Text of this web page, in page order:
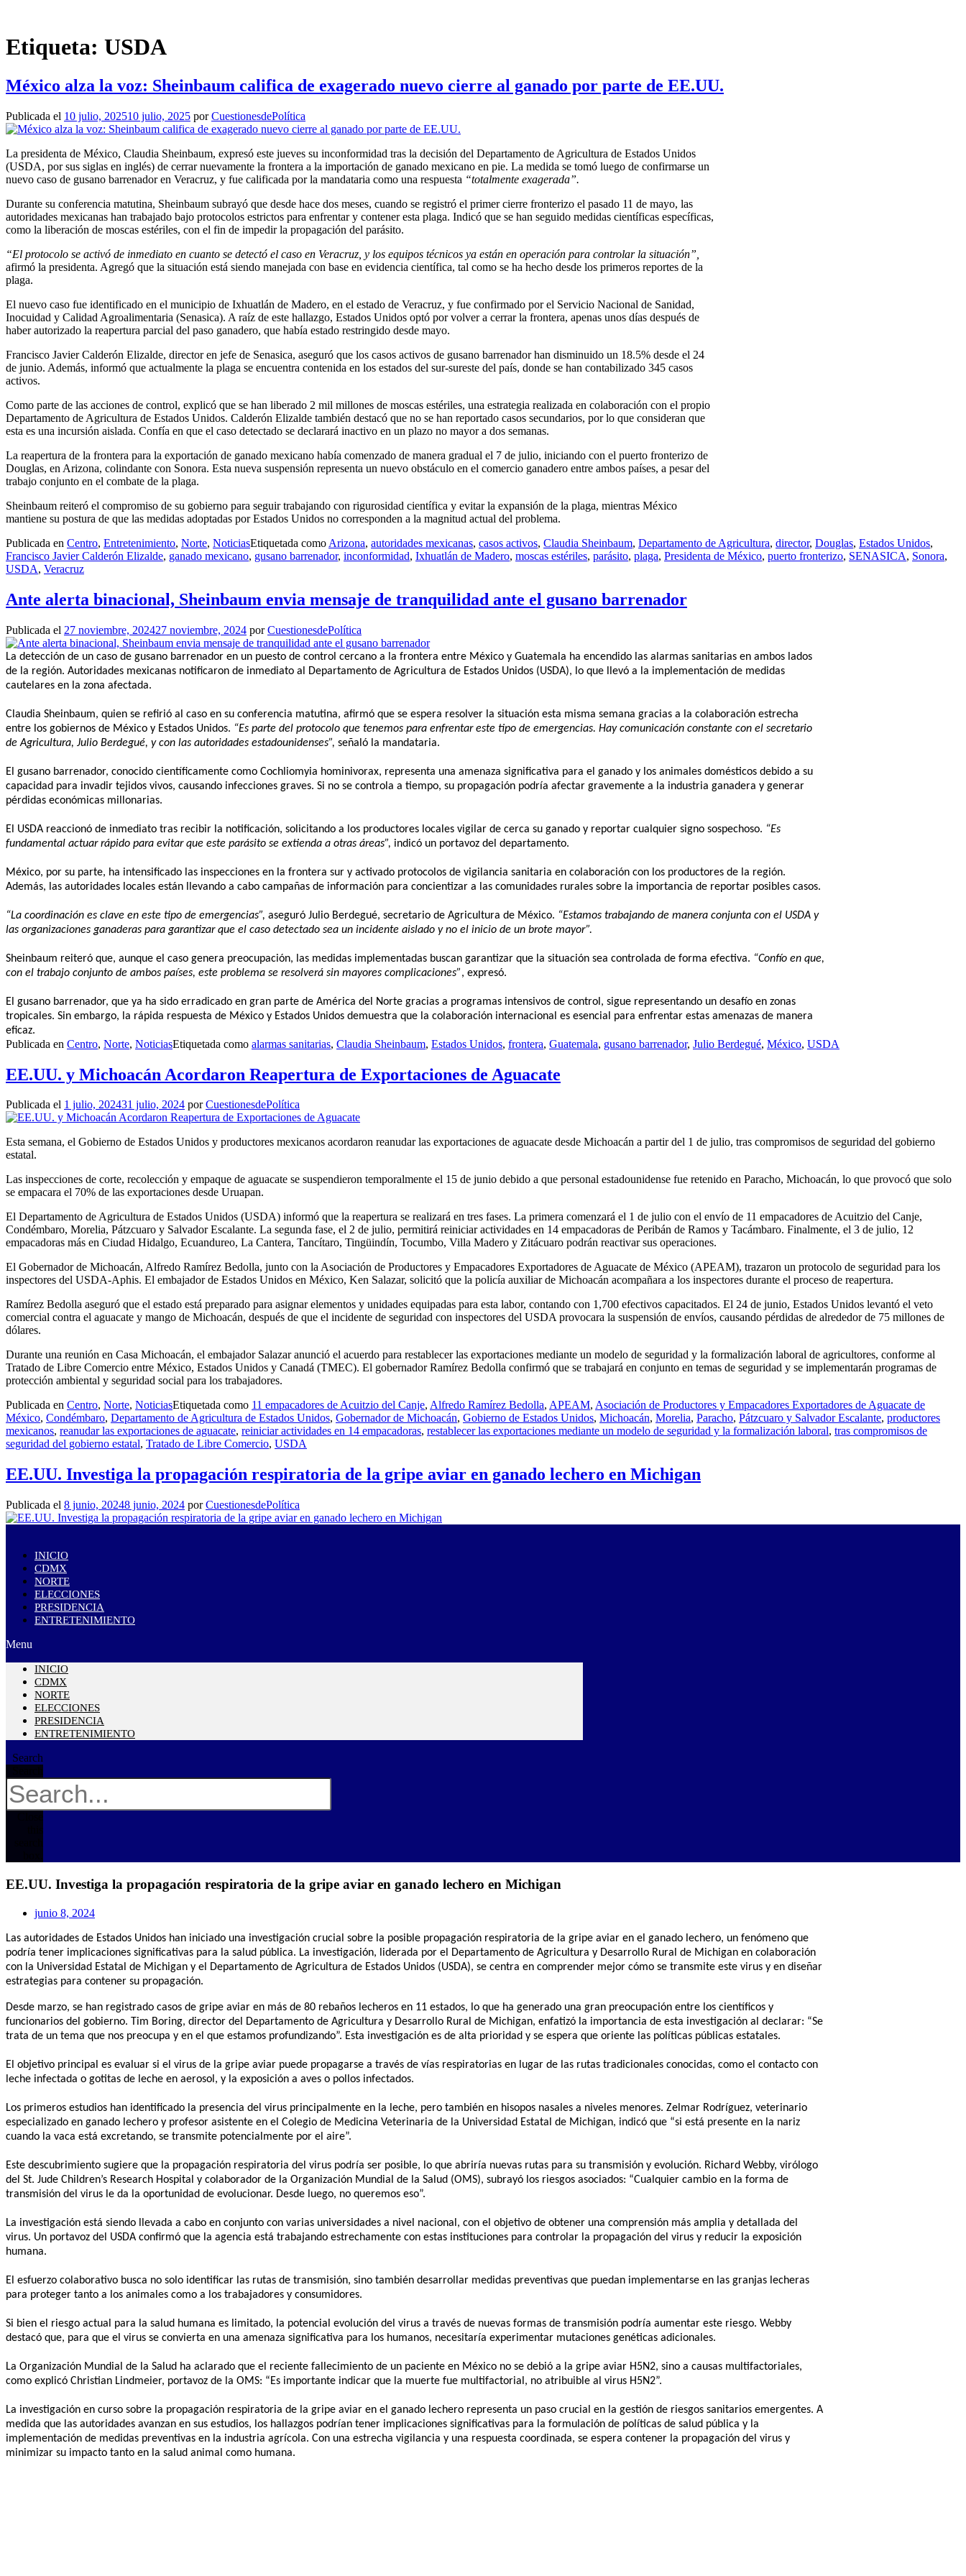
contenido
Etiqueta: USDA
México alza la voz: Sheinbaum califica de exagerado nuevo cierre al ganado por parte de EE.UU.
Publicada el 10 julio, 202510 julio, 2025 porCuestionesdePolítica
La presidenta de México, Claudia Sheinbaum, expresó este jueves su inconformidad tras la decisión del Departamento de Agricultura de Estados Unidos
(USDA, por sus siglas en inglés) de cerrar nuevamente la frontera a la importación de ganado mexicano en pie. La medida se tomó luego de confirmarse un
nuevo caso de gusano barrenador en Veracruz, y fue calificada por la mandataria como una respuesta “totalmente exagerada”.
Durante su conferencia matutina, Sheinbaum subrayó que desde hace dos meses, cuando se registró el primer cierre fronterizo el pasado 11 de mayo, las
autoridades mexicanas han trabajado bajo protocolos estrictos para enfrentar y contener esta plaga. Indicó que se han seguido medidas científicas específicas,
como la liberación de moscas estériles, con el fin de impedir la propagación del parásito.
“El protocolo se activó de inmediato en cuanto se detectó el caso en Veracruz, y los equipos técnicos ya están en operación para controlar la situación”,
afirmó la presidenta. Agregó que la situación está siendo manejada con base en evidencia científica, tal como se ha hecho desde los primeros reportes de la
plaga.
El nuevo caso fue identificado en el municipio de Ixhuatlán de Madero, en el estado de Veracruz, y fue confirmado por el Servicio Nacional de Sanidad,
Inocuidad y Calidad Agroalimentaria (Senasica). A raíz de este hallazgo, Estados Unidos optó por volver a cerrar la frontera, apenas unos días después de
haber autorizado la reapertura parcial del paso ganadero, que había estado restringido desde mayo.
Francisco Javier Calderón Elizalde, director en jefe de Senasica, aseguró que los casos activos de gusano barrenador han disminuido un 18.5% desde el 24
de junio. Además, informó que actualmente la plaga se encuentra contenida en los estados del sur-sureste del país, donde se han contabilizado 345 casos
activos.
Como parte de las acciones de control, explicó que se han liberado 2 mil millones de moscas estériles, una estrategia realizada en colaboración con el propio
Departamento de Agricultura de Estados Unidos. Calderón Elizalde también destacó que no se han reportado casos secundarios, por lo que consideran que
esta es una incursión aislada. Confía en que el caso detectado se declarará inactivo en un plazo no mayor a dos semanas.
La reapertura de la frontera para la exportación de ganado mexicano había comenzado de manera gradual el 7 de julio, iniciando con el puerto fronterizo de
Douglas, en Arizona, colindante con Sonora. Esta nueva suspensión representa un nuevo obstáculo en el comercio ganadero entre ambos países, a pesar del
trabajo conjunto en el combate de la plaga.
Sheinbaum reiteró el compromiso de su gobierno para seguir trabajando con rigurosidad científica y evitar la expansión de la plaga, mientras México
mantiene su postura de que las medidas adoptadas por Estados Unidos no corresponden a la magnitud actual del problema.
Publicada en Centro, Entretenimiento, Norte, NoticiasEtiquetada como Arizona, autoridades mexicanas, casos activos, Claudia Sheinbaum, Departamento de Agricultura, director, Douglas, Estados Unidos,
Francisco Javier Calderón Elizalde, ganado mexicano, gusano barrenador, inconformidad, Ixhuatlán de Madero, moscas estériles, parásito, plaga, Presidenta de México, puerto fronterizo, SENASICA, Sonora,
USDA, Veracruz
Ante alerta binacional, Sheinbaum envia mensaje de tranquilidad ante el gusano barrenador
Publicada el 27 noviembre, 202427 noviembre, 2024 porCuestionesdePolítica
La detección de un caso de gusano barrenador en un puesto de control cercano a la frontera entre México y Guatemala ha encendido las alarmas sanitarias en ambos lados
de la región. Autoridades mexicanas notificaron de inmediato al Departamento de Agricultura de Estados Unidos (USDA), lo que llevó a la implementación de medidas
cautelares en la zona afectada.
Claudia Sheinbaum, quien se refirió al caso en su conferencia matutina, afirmó que se espera resolver la situación esta misma semana gracias a la colaboración estrecha
entre los gobiernos de México y Estados Unidos. “Es parte del protocolo que tenemos para enfrentar este tipo de emergencias. Hay comunicación constante con el secretario
de Agricultura, Julio Berdegué, y con las autoridades estadounidenses”, señaló la mandataria.
El gusano barrenador, conocido científicamente como Cochliomyia hominivorax, representa una amenaza significativa para el ganado y los animales domésticos debido a su
capacidad para invadir tejidos vivos, causando infecciones graves. Si no se controla a tiempo, su propagación podría afectar gravemente a la industria ganadera y generar
pérdidas económicas millonarias.
El USDA reaccionó de inmediato tras recibir la notificación, solicitando a los productores locales vigilar de cerca su ganado y reportar cualquier signo sospechoso. “Es
fundamental actuar rápido para evitar que este parásito se extienda a otras áreas”, indicó un portavoz del departamento.
México, por su parte, ha intensificado las inspecciones en la frontera sur y activado protocolos de vigilancia sanitaria en colaboración con los productores de la región.
Además, las autoridades locales están llevando a cabo campañas de información para concientizar a las comunidades rurales sobre la importancia de reportar posibles casos.
“La coordinación es clave en este tipo de emergencias”, aseguró Julio Berdegué, secretario de Agricultura de México. “Estamos trabajando de manera conjunta con el USDA y
las organizaciones ganaderas para garantizar que el caso detectado sea un incidente aislado y no el inicio de un brote mayor”.
Sheinbaum reiteró que, aunque el caso genera preocupación, las medidas implementadas buscan garantizar que la situación sea controlada de forma efectiva. “Confío en que,
con el trabajo conjunto de ambos países, este problema se resolverá sin mayores complicaciones”, expresó.
El gusano barrenador, que ya ha sido erradicado en gran parte de América del Norte gracias a programas intensivos de control, sigue representando un desafío en zonas
tropicales. Sin embargo, la rápida respuesta de México y Estados Unidos demuestra que la colaboración internacional es esencial para enfrentar estas amenazas de manera
eficaz.
Publicada en Centro, Norte, NoticiasEtiquetada como alarmas sanitarias, Claudia Sheinbaum, Estados Unidos, frontera, Guatemala, gusano barrenador, Julio Berdegué, México, USDA
EE.UU. y Michoacán Acordaron Reapertura de Exportaciones de Aguacate
Publicada el 1 julio, 202431 julio, 2024 porCuestionesdePolítica
Esta semana, el Gobierno de Estados Unidos y productores mexicanos acordaron reanudar las exportaciones de aguacate desde Michoacán a partir del 1 de julio, tras compromisos de seguridad del gobierno
estatal.
Las inspecciones de corte, recolección y empaque de aguacate se suspendieron temporalmente el 15 de junio debido a que personal estadounidense fue retenido en Paracho, Michoacán, lo que provocó que solo
se empacara el 70% de las exportaciones desde Uruapan.
El Departamento de Agricultura de Estados Unidos (USDA) informó que la reapertura se realizará en tres fases. La primera comenzará el 1 de julio con el envío de 11 empacadores de Acuitzio del Canje,
Condémbaro, Morelia, Pátzcuaro y Salvador Escalante. La segunda fase, el 2 de julio, permitirá reiniciar actividades en 14 empacadoras de Peribán de Ramos y Tacámbaro. Finalmente, el 3 de julio, 12
empacadoras más en Ciudad Hidalgo, Ecuandureo, La Cantera, Tancítaro, Tingüindín, Tocumbo, Villa Madero y Zitácuaro podrán reactivar sus operaciones.
El Gobernador de Michoacán, Alfredo Ramírez Bedolla, junto con la Asociación de Productores y Empacadores Exportadores de Aguacate de México (APEAM), trazaron un protocolo de seguridad para los
inspectores del USDA-Aphis. El embajador de Estados Unidos en México, Ken Salazar, solicitó que la policía auxiliar de Michoacán acompañara a los inspectores durante el proceso de reapertura.
Ramírez Bedolla aseguró que el estado está preparado para asignar elementos y unidades equipadas para esta labor, contando con 1,700 efectivos capacitados. El 24 de junio, Estados Unidos levantó el veto
comercial contra el aguacate y mango de Michoacán, después de que el incidente de seguridad con inspectores del USDA provocara la suspensión de envíos, causando pérdidas de alrededor de 75 millones de
dólares.
Durante una reunión en Casa Michoacán, el embajador Salazar anunció el acuerdo para restablecer las exportaciones mediante un modelo de seguridad y la formalización laboral de agricultores, conforme al
Tratado de Libre Comercio entre México, Estados Unidos y Canadá (TMEC). El gobernador Ramírez Bedolla confirmó que se trabajará en conjunto en temas de seguridad y se implementarán programas de
protección ambiental y seguridad social para los trabajadores.
Publicada en Centro, Norte, NoticiasEtiquetada como 11 empacadores de Acuitzio del Canje, Alfredo Ramírez Bedolla, APEAM, Asociación de Productores y Empacadores Exportadores de Aguacate de
México, Condémbaro, Departamento de Agricultura de Estados Unidos, Gobernador de Michoacán, Gobierno de Estados Unidos, Michoacán, Morelia, Paracho, Pátzcuaro y Salvador Escalante, productores
mexicanos, reanudar las exportaciones de aguacate, reiniciar actividades en 14 empacadoras, restablecer las exportaciones mediante un modelo de seguridad y la formalización laboral, tras compromisos de
seguridad del gobierno estatal, Tratado de Libre Comercio, USDA
EE.UU. Investiga la propagación respiratoria de la gripe aviar en ganado lechero en Michigan
Publicada el 8 junio, 20248 junio, 2024 porCuestionesdePolítica
INICIO
CDMX
NORTE
ELECCIONES
PRESIDENCIA
ENTRETENIMIENTO
Menu
INICIO
CDMX
NORTE
ELECCIONES
PRESIDENCIA
ENTRETENIMIENTO
Search
EE.UU. Investiga la propagación respiratoria de la gripe aviar en ganado lechero en Michigan
junio 8, 2024
Las autoridades de Estados Unidos han iniciado una investigación crucial sobre la posible propagación respiratoria de la gripe aviar en el ganado lechero, un fenómeno que
podría tener implicaciones significativas para la salud pública. La investigación, liderada por el Departamento de Agricultura y Desarrollo Rural de Michigan en colaboración
con la Universidad Estatal de Michigan y el Departamento de Agricultura de Estados Unidos (USDA), se centra en comprender mejor cómo se transmite este virus y en diseñar
estrategias para contener su propagación.
Desde marzo, se han registrado casos de gripe aviar en más de 80 rebaños lecheros en 11 estados, lo que ha generado una gran preocupación entre los científicos y
funcionarios del gobierno. Tim Boring, director del Departamento de Agricultura y Desarrollo Rural de Michigan, enfatizó la importancia de esta investigación al declarar: “Se
trata de un tema que nos preocupa y en el que estamos profundizando”. Esta investigación es de alta prioridad y se espera que oriente las políticas públicas estatales.
El objetivo principal es evaluar si el virus de la gripe aviar puede propagarse a través de vías respiratorias en lugar de las rutas tradicionales conocidas, como el contacto con
leche infectada o gotitas de leche en aerosol, y la exposición a aves o pollos infectados.
Los primeros estudios han identificado la presencia del virus principalmente en la leche, pero también en hisopos nasales a niveles menores. Zelmar Rodríguez, veterinario
especializado en ganado lechero y profesor asistente en el Colegio de Medicina Veterinaria de la Universidad Estatal de Michigan, indicó que “si está presente en la nariz
cuando la vaca está excretando, se transmite potencialmente por el aire”.
Este descubrimiento sugiere que la propagación respiratoria del virus podría ser posible, lo que abriría nuevas rutas para su transmisión y evolución. Richard Webby, virólogo
del St. Jude Children’s Research Hospital y colaborador de la Organización Mundial de la Salud (OMS), subrayó los riesgos asociados: “Cualquier cambio en la forma de
transmisión del virus le da la oportunidad de evolucionar. Desde luego, no queremos eso”.
La investigación está siendo llevada a cabo en conjunto con varias universidades a nivel nacional, con el objetivo de obtener una comprensión más amplia y detallada del
virus. Un portavoz del USDA confirmó que la agencia está trabajando estrechamente con estas instituciones para controlar la propagación del virus y reducir la exposición
humana.
El esfuerzo colaborativo busca no solo identificar las rutas de transmisión, sino también desarrollar medidas preventivas que puedan implementarse en las granjas lecheras
para proteger tanto a los animales como a los trabajadores y consumidores.
Si bien el riesgo actual para la salud humana es limitado, la potencial evolución del virus a través de nuevas formas de transmisión podría aumentar este riesgo. Webby
destacó que, para que el virus se convierta en una amenaza significativa para los humanos, necesitaría experimentar mutaciones genéticas adicionales.
La Organización Mundial de la Salud ha aclarado que el reciente fallecimiento de un paciente en México no se debió a la gripe aviar H5N2, sino a causas multifactoriales,
como explicó Christian Lindmeier, portavoz de la OMS: “Es importante indicar que la muerte fue multifactorial, no atribuible al virus H5N2”.
La investigación en curso sobre la propagación respiratoria de la gripe aviar en el ganado lechero representa un paso crucial en la gestión de riesgos sanitarios emergentes. A
medida que las autoridades avanzan en sus estudios, los hallazgos podrían tener implicaciones significativas para la formulación de políticas de salud pública y la
implementación de medidas preventivas en la industria agrícola. Con una estrecha vigilancia y una respuesta coordinada, se espera contener la propagación del virus y
minimizar su impacto tanto en la salud animal como humana.